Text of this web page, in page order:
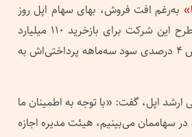
به‌رغم افت فروش، بهای سهام اپل روز
پنجشنبه پس از اعلام طرح این شرکت برای بازخرید ۱۱۰ میلیارد
دلار از سهامش و افزایش ۴ درصدی سود سه‌ماهه پرداختی‌اش به
ارشد اپل، گفت: «با توجه به اطمینان ما
در سهاممان می‌بینیم، هیئت مدیره اجازه